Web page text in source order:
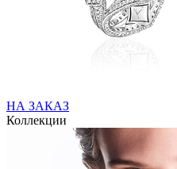
НА ЗАКАЗ
Коллекции